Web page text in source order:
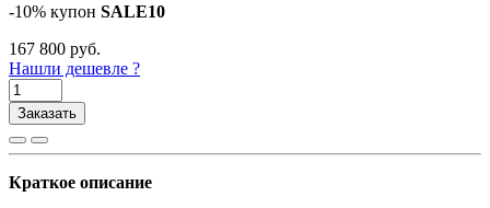
-10% купон SALE10
167 800 руб.
Нашли дешевле ?
Заказать
Краткое описание